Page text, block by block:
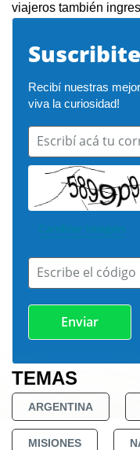
viajeros también
Recibí nuestras
viva la curiosidad!
Escribí acá tu
Cambiar imagen
Escribe el código
TEMAS
ARGENTINA
MISIONES